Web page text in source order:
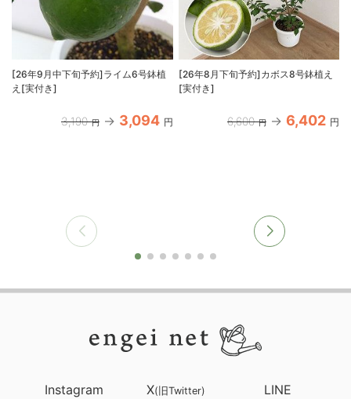
[26年9月中下旬予約]ライム6号鉢植
え[実付き]
3,190 円 3,094 円
[26年8月下旬予約]カボス8号鉢植え
[実付き]
6,600 円 6,402 円
Instagram X(旧Twitter) LINE